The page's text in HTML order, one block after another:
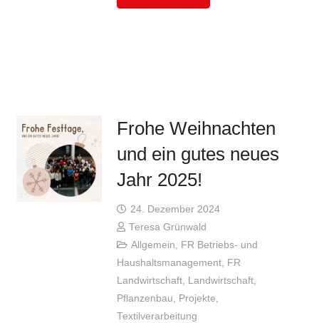
Frohe Weihnachten
und ein gutes neues
Jahr 2025!
24. Dezember 2024
Teresa Grünwald
Allgemein
FR Betriebs- und
Haushaltsmanagement, FR
Landwirtschaft, Landwirtschaft,
Pflanzenbau
Projekte
Textilverarbeitung